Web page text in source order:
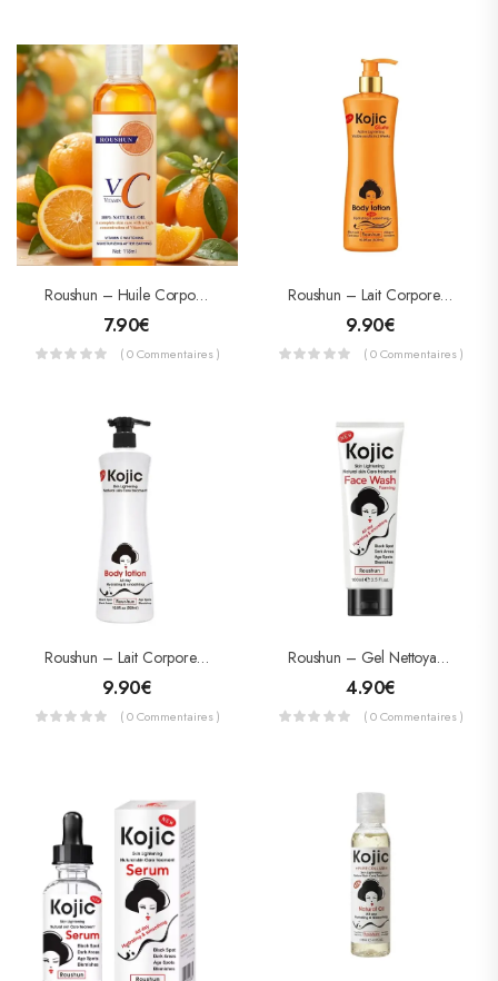
Roushun – Huile Corporelle À La Vitamine C – Éclaircissante & Hydratante (118 Ml)
7.90€
( 0 Commentaires )
Roushun – Lait Corporel Éclaircissant Intense Kojic Gluta – Acide Kojique & Glutathion (500 Ml)
9.90€
( 0 Commentaires )
Roushun – Lait Corporel Unifiant & Éclaircissant À L’Acide Kojique – Anti-Taches & Hydratation Intense (500 Ml)
9.90€
( 0 Commentaires )
Roushun – Gel Nettoyant Visage Moussant À L’Acide Kojique – Éclaircissant, Anti-Taches & Hydratant (100 Ml)
4.90€
( 0 Commentaires )